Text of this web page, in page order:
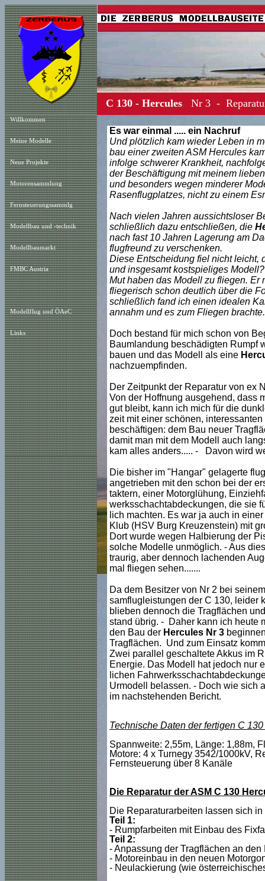
Willkommen
Meine Modelle
Neue Projekte
Motorensammlung
Fernsteuerungssammlg
Modellbau und -technik
Modellbaumarkt
FMBC Austria
Modellflug und ÖAeC
Links
C 130 - Hercules Nr 3 -
Es war einmal ..... ein Nachruf
Und plötzlich kam wieder Leben in
bau einer zweiten ASM Hercules
infolge schwerer Krankheit,
der Beschäftigung mit meinem
und besonders wegen minderer
Rasenflugplatzes, nicht zu einem
Nach vielen Jahren aussichtsloser
schließlich dazu entschließen, die
nach fast 10 Jahren Lagerung am
flugfreund zu verschenken.
Diese Entscheidung fiel nicht leicht,
und insgesamt kostspieliges
Mut haben das Modell zu fliegen. Er
fliegerisch schon deutlich über die
schließlich fand ich einen idealen
annahm und es zum Fliegen brachte.
Doch bestand für mich schon von
Baumlandung beschädigten Rumpf
bauen und das Modell als eine
nachzuempfinden.
Der Zeitpunkt der Reparatur von ex
Von der Hoffnung ausgehend, dass
gut bleibt, kann ich mich für die
zeit mit einer schönen,
beschäftigen: dem Bau neuer
damit man mit dem Modell auch
kam alles anders..... - Davon wird
Die bisher im "Hangar" gelagerte
angetrieben mit den schon bei der
taktern, einer Motorglühung,
werksschachtabdeckungen, die sie
lich machten. Es war ja auch in
Klub (HSV Burg Kreuzenstein) mit
Dort wurde wegen Halbierung der
solche Modelle unmöglich. - Aus
traurig, aber dennoch lachenden
mal fliegen sehen.......
Da dem Besitzer von Nr 2 bei
samflugleistungen der C 130, leider
blieben dennoch die Tragflächen
stand übrig. - Daher kann ich heute
den Bau der Hercules Nr 3
Tragflächen. Und zum Einsatz
Zwei parallel geschaltete Akkus im
Energie. Das Modell hat jedoch nur
lichen
Urmodell belassen. - Doch wie sich
im nachstehenden Bericht.
Technische Daten der fertigen C
Spannweite: 2,55m, Länge: 1,88m,
Motore: 4 x Turnegy 3542/1000kV,
Fernsteuerung über 8 Kanäle
Die Reparatur der ASM C 130
Die Reparaturarbeiten lassen sich
Teil 1:
- Rumpfarbeiten mit Einbau des
Teil 2:
- Anpassung der Tragflächen an
- Motoreinbau in den neuen
- Neulackierung (wie